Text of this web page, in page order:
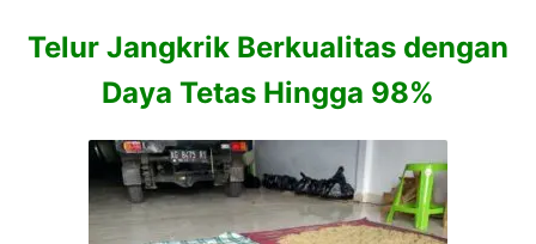
Telur Jangkrik Berkualitas dengan
Daya Tetas Hingga 98%